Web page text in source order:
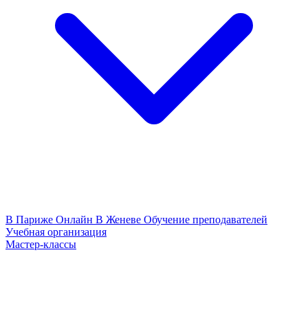
В Париже Онлайн В Женеве Обучение преподавателей
Учебная организация
Мастер-классы